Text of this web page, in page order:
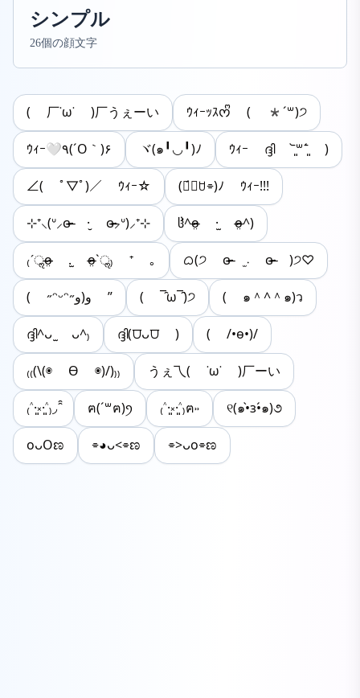
シンプル
26個の顔文字
( 厂˙ω˙ )厂うぇーい ｳｨｰｯｽᰔᩚ ( *´꒳)੭
ｳｨｰ🤍٩(´O｀)۶ ヾ(๑╹◡╹)ﾉ ｳｨｰ ദ്ദി ˉ͈̀꒳ˉ͈́ )
∠( ﾟ▽ﾟ)／ ｳｨｰ☆ (๑́⌯ꇴ⌯)ﾉ ｳｨｰ!!!
⊹⁺⸜(ᐡ⸝ɞ̴̶̷ ·̮ ɞ̴̶̷⸝ᐡ)⸝⁺⊹ ჱ̒^o̴̶̷̤ ·̫ o̴̶̷̤^)
₍ˊॢo̶̶̷̤ .̫ o̴̶̷̤ˋॢ₎ ⁺ ｡ ᜊ(੭ ɞ̴̶̷ ܁̫ ɞ̴̶̷ )੭♡
( ˶ᵔᵕᵔ˶و)و ” ( ‾̑ω‾̑)੭ ( ๑＾^＾๑)ว
ദ്ദി^ᴗ ̫ ᴗ^₎ ദ്ദി(⩌ᴗ⩌ ) ( /•ө•)/
₍₍(\(◉ Ө ◉)/)₎₎ うぇ乁( ˙ω˙ )厂ーい
₍˄·͈༝·͈˄₎◞ ̑̑ ฅ(´꒳ฅ)ꪆ ₍˄·͈༝·͈˄₎ฅ˒˒ ୧(๑•̀ɜ•́๑)૭
oᴗOಣ ⌯◕ᴗ<⌯ಣ ⌯>ᴗo⌯ಣ